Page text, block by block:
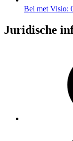
Bel met Visio:
Juridische